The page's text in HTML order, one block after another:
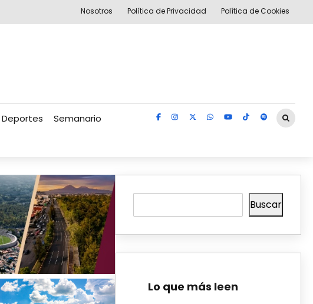
Nosotros Política de Privacidad Política de Cookies
Deportes Semanario
Buscar
Lo que más leen